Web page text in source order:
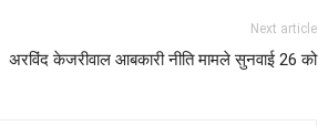
Next article
अरविंद केजरीवाल आबकारी नीति मामले सुनवाई 26 को